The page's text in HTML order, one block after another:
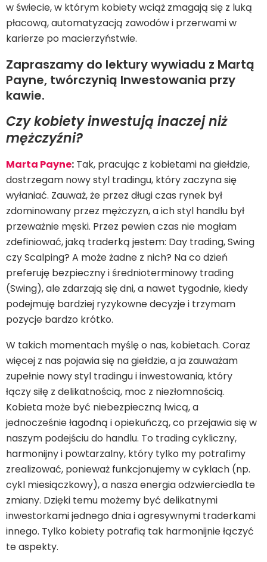
w świecie, w którym kobiety wciąż zmagają się z luką
płacową, automatyzacją zawodów i przerwami w
karierze po macierzyństwie.
Zapraszamy do lektury wywiadu z Martą
Payne, twórczynią Inwestowania przy
kawie.
Czy kobiety inwestują inaczej niż
mężczyźni?
Marta Payne: Tak, pracując z kobietami na giełdzie,
dostrzegam nowy styl tradingu, który zaczyna się
wyłaniać. Zauważ, że przez długi czas rynek był
zdominowany przez mężczyzn, a ich styl handlu był
przeważnie męski. Przez pewien czas nie mogłam
zdefiniować, jaką traderką jestem: Day trading, Swing
czy Scalping? A może żadne z nich? Na co dzień
preferuję bezpieczny i średnioterminowy trading
(Swing), ale zdarzają się dni, a nawet tygodnie, kiedy
podejmuję bardziej ryzykowne decyzje i trzymam
pozycje bardzo krótko.
W takich momentach myślę o nas, kobietach. Coraz
więcej z nas pojawia się na giełdzie, a ja zauważam
zupełnie nowy styl tradingu i inwestowania, który
łączy siłę z delikatnością, moc z niezłomnością.
Kobieta może być niebezpieczną lwicą, a
jednocześnie łagodną i opiekuńczą, co przejawia się w
naszym podejściu do handlu. To trading cykliczny,
harmonijny i powtarzalny, który tylko my potrafimy
zrealizować, ponieważ funkcjonujemy w cyklach (np.
cykl miesiączkowy), a nasza energia odzwierciedla te
zmiany. Dzięki temu możemy być delikatnymi
inwestorkami jednego dnia i agresywnymi traderkami
innego. Tylko kobiety potrafią tak harmonijnie łączyć
te aspekty.